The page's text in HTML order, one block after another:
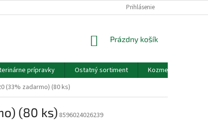
ZDRAVOTNÍCKYCH POMÔCOK A VOP GDPR - PODMIENKY
Prihlásenie
NÁKUPNÝ
Prázdny košík
prípravky Ostatný sortiment
Kozmetické výrobky
(33% zadarmo) (80 ks)
(80 ks) 8596024026239